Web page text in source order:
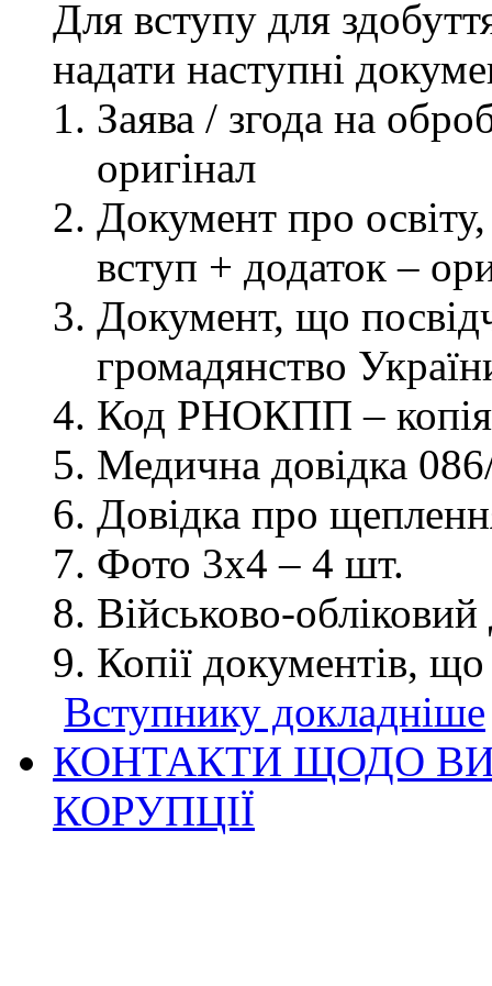
Для вступу для
надати наступні
Заява / згода на
оригінал
Документ про освіту,
вступ + додаток –
Документ, що
громадянство
Код РНОКПП – копія
Медична довідка
Довідка про
Фото 3х4 – 4 шт.
Військово-
Копії документів,
Вступнику докладніше
КОНТАКТИ ЩОДО
КОРУПЦІЇ